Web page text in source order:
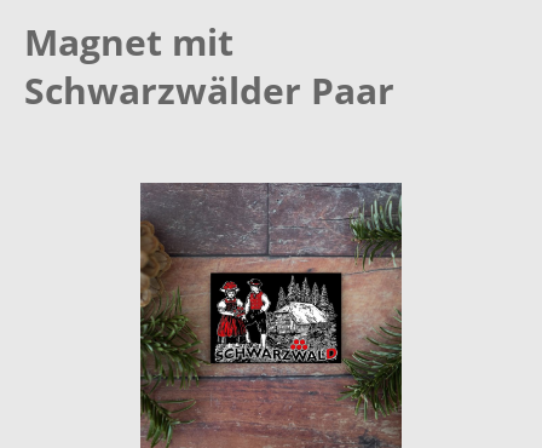
Magnet mit
Schwarzwälder Paar
Bildergalerie überspringen